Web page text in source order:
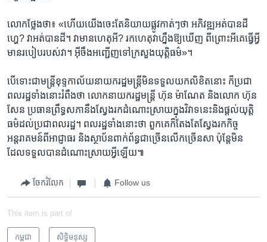
លោក​ថ្លែង​ថា៖​ «ហើយ​យើង​ចេះ​តែ​និយាយ​ផ្លូវ​កាត់ៗ​ថា​ អភិវឌ្ឍ​អត់​បាន​ដី ​
ហ្ហេ?​ វា​អត់​បាន​ដី។​ វា​មាន​ហេតុ​អី? ​រក​ហេតុ​វា​ហ្នឹង​ឱ្យ​ឃើញ ​ពីព្រោះ​អី​គេ​ធ្វើ​អ្វី​
មាន​របៀប​របស់​វា។ ​អ៊ីចឹង​អញ្ជើញ​ទៅ​ក្រសួង​យុត្តិធម៌»។​
បើ​ទោះ​ជា​មន្ត្រី​ខុទ្ទកាល័យ​នាយក​រដ្ឋមន្ត្រី​មិន​ទទួល​យក​លិខិត​នោះ​ ​ក៏​ប្រជា​
ពលរដ្ឋ​ទាំង​នោះ​រំពឹង​ថា ​លោក​នាយក​រដ្ឋ​មន្ត្រី ​ហ៊ុន ម៉ាណែត ​និង​លោក​ ហ៊ុន
សែន ​ប្រធាន​ព្រឹទ្ធ​សភា​នឹង​ស្វែង​រក​ដំណោះ​ស្រាយ​ក្នុង​វិវាទ​នេះ​និង​ផ្តល់​យុត្តិ
ធម៌​ដល់​ប្រជា​ពលរដ្ឋ។ ​ពលរដ្ឋ​ទាំង​នោះ​ថា ​ពួក​គេ​ក៏​តែង​តែ​ស្វែង​រក​កិច្ច​
អន្តរាគមន៍​ពី​អាជ្ញាធរ ​និង​ស្ថាប័ន​ពាក់ព័ន្ធ​ជា​ច្រើន​លើក​ច្រើន​សា ​ប៉ុន្តែ​មិន​
ដែល​ទទួល​បាន​ដំណោះ​ស្រាយ​អ្វី​ឡើយ៕
ចែករំលែក Follow us
This item is part of
កម្ពុជា សិទ្ធិ​មនុស្ស